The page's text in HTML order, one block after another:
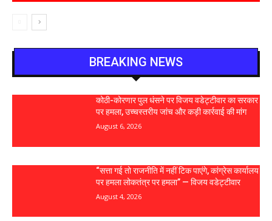
BREAKING NEWS
कोठी-कोरणार पुल धंसने पर विजय वडेट्टीवार का सरकार
पर हमला, उच्चस्तरीय जांच और कड़ी कार्रवाई की मांग
August 6, 2026
“सत्ता गई तो राजनीति में नहीं टिक पाएंगे, कांग्रेस कार्यालय
पर हमला लोकतंत्र पर हमला” — विजय वडेट्टीवार
August 4, 2026